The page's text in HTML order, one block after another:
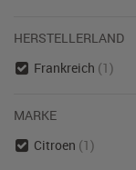
HERSTELLERLAND
Frankreich (1)
MARKE
Citroen (1)